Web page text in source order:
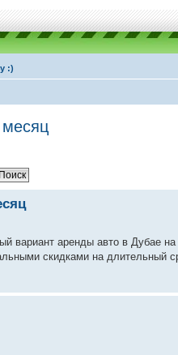
:)
вариант аренды авто в Дубае
скидками на длительный